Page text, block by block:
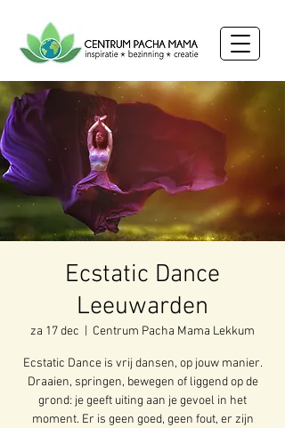
Ecstatic Dance
Leeuwarden
za 17 dec Centrum Pacha Mama Lekkum
Ecstatic Dance is vrij dansen, op jouw manier.
Draaien, springen, bewegen of liggend op de
grond: je geeft uiting aan je gevoel in het
moment. Er is geen goed, geen fout, er zijn